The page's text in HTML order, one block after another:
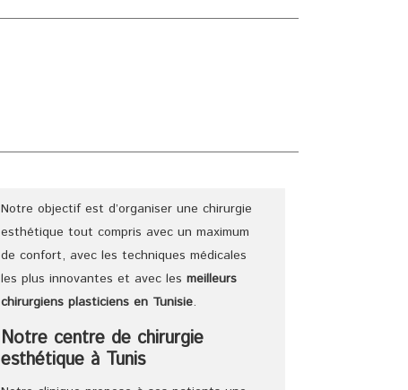
Notre objectif est d’organiser une chirurgie
esthétique tout compris avec un maximum
de confort, avec les techniques médicales
les plus innovantes et avec lesmeilleurs
chirurgiens plasticiens en Tunisie.
Notre centre de chirurgie
esthétique à Tunis